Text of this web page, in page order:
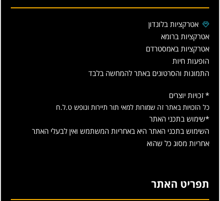
אטרקציות בלונדון
אטרקציות ברומא
אטרקציות באמסטרדם
הופעות חיות
התמונות והסרטונים באתר להמחשה בלבד
* זכויות יוצרים
כל הזכויות באתר זה שמורות למאי תור תיירות ונופש ט.ל.ח
*שימוש בתכני האתר
השימוש בתכני האתר היא באחריות המשתמש ואין לבעלי האתר
אחריות מסוג כל שהוא
תפריט האתר